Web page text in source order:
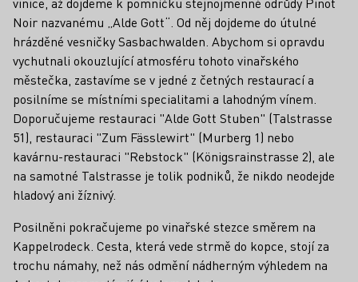
Noir nazvanému „Alde Gott“. Od něj dojdeme do útulné
hrázděné vesničky Sasbachwalden. Abychom si opravdu
vychutnali okouzlující atmosféru tohoto vinařského
městečka, zastavíme se v jedné z četných restaurací a
posilníme se místními specialitami a lahodným vínem.
Doporučujeme restauraci "Alde Gott Stuben" (Talstrasse
51), restauraci "Zum Fässlewirt" (Murberg 1) nebo
kavárnu-restauraci "Rebstock" (Königsrainstrasse 2), ale
na samotné Talstrasse je tolik podniků, že nikdo neodejde
hladový ani žíznivý.
Posilněni pokračujeme po vinařské stezce směrem na
Kappelrodeck. Cesta, která vede strmě do kopce, stojí za
trochu námahy, než nás odmění nádherným výhledem na